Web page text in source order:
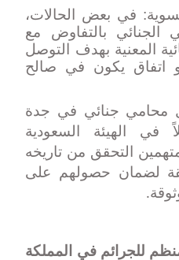
في بعض الحالات،
الجنائي بالتفاوض مع
المعنية بهدف التوصل
اتفاق يكون في صالح
محامي جنائي في جدة
الهيئة السعودية
التحقق من تاريخه
لضمان حصولهم على
.
للجرائم في المملكة